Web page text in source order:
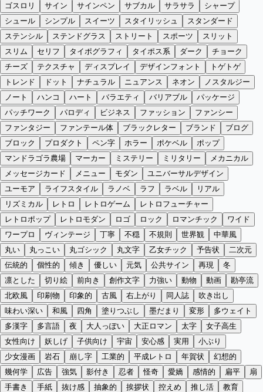
ゴスロリ
サイン サインペン サブカル サラサラ
シャープ
シュール
シンプル スイーツ スタイリッシュ
スタンダード
ステンシル
ステンドグラス ストリート スポーツ
スリット
スリム
セリフ タイポグラフィ タイポス系 ダーク
チョーク
チーズ
テクスチャ ディスプレイ デザインフォント
トゲトゲ
トレンド
ドット ナチュラル ニュアンス ネオン
ノスタルジー
ノート
ハンコ ハート バラエティ バリアブル
パッケージ
パッチワーク
パロディ ビジネス ファッション
ファンシー
ファンタジー
ファンテール体 ブラックレター ブランド
ブログ
ブロック
プロダクト ペン字 ホラー ポケベル
ポップ
マンドラゴラ農場
マーカー ミステリー ミリタリー
メカニカル
メッセージカード
メニュー モダン
ユニバーサルデザイン
ユーモア
ライフスタイル ラノベ ラフ ラベル
リアル
リズミカル
レトロ レトロゲーム
レトロフューチャー
レトロポップ
レトロモダン ロゴ ロック ロマンチック
ワイド
ワープロ
ヴィンテージ 丁寧 不穏 不規則 世界観
中華風
丸い
丸っこい 丸ゴシック 丸文字 乙女チック 予告状
二次元
伝統的
個性的 傾き 優しい 元気 公共サイン 再現
冬
凛とした
切り絵 前向き 創作文字 力強い 動物 動画
勘亭流
北欧風
印刷物 印象的 古風 右上がり 同人誌
吹き出し
味わい深い
和風 四角 塗りつぶし 墨だまり 変形
多ウェイト
多漢字
多言語 夜 大人っぽい 大正ロマン 太字
女子高生
女性向け
妖しげ 子供向け 宇宙 安心感 実用
小ぶり
少女漫画
岩石 崩し字 工業的 平成レトロ 年賀状
幻想的
幾何学
広告 強気 影付き 忍者 怪奇 愛嬌 感情的 扁平
扇
手書き
手紙 抜け感 抽象的 挨拶状 控えめ 推し活
教育